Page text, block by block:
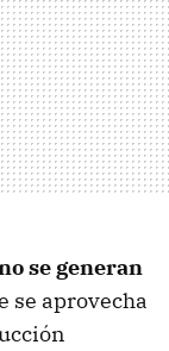
se generan
se aprovecha